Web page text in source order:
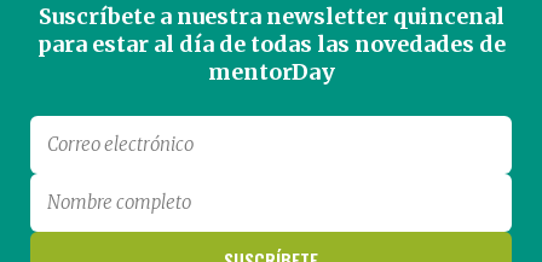
Suscríbete a nuestra newsletter quincenal
para estar al día de todas las novedades de
mentorDay